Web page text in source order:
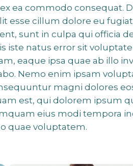
ea commodo consequat.
esse cillum dolore eu
sunt in culpa qui officia
iste natus error sit
eaque ipsa quae ab illo
Nemo enim ipsam
magni dolores
est, qui dolorem ipsum
eius modi tempora
quae voluptatem.